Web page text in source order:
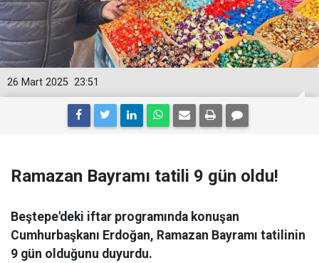
23:51
26 Mart 2025
Ramazan Bayramı tatili 9 gün oldu!
Beştepe'deki iftar programında konuşan
Cumhurbaşkanı Erdoğan, Ramazan Bayramı tatilinin
9 gün olduğunu duyurdu.